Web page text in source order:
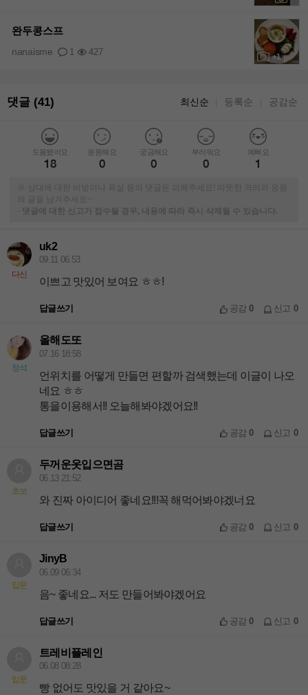
+1
완두콩스프
1 427
nanaisme
댓글 (41) 최신순 등록순 공감순
도움됐어요
18
응원해요
0
궁금해요
0
부러워요
0
예뻐요
1
※ 상대에 대한 비방이나 욕설 등의 댓글은 피해주세요! 따뜻한 격려와 응원
의 글을 남겨주세요~
-
댓글에 대한 신고가 접수될 경우, 내용에 따라 즉시 삭제될 수 있습니다.
다신
uk2
09.11 06:53
이쁘고 맛있어 보여요 ㅎㅎ!
답글쓰기 공감0 신고 0
정석
올해도또
07.16 18:58
언위치를 어떻게 만들면 편할까 검색했는데 이글이 나오
네요 ㅎㅎ
통을이용해서!! 오늘해봐야겠어요!!
답글쓰기 공감0 신고 0
초보
두꺼운옷입으면곰
06.13 21:52
와 진짜 아이디어 좋네요!!!꼭 해먹어봐야겠너요
답글쓰기 공감0 신고 0
입문
JinyB
06.09 06:34
음~ 좋네요... 저도 만들어봐야겠어요
답글쓰기 공감0 신고 0
입문
트레비플레인
06.08 08:28
빵 없어도 맛있을 거 같아요~